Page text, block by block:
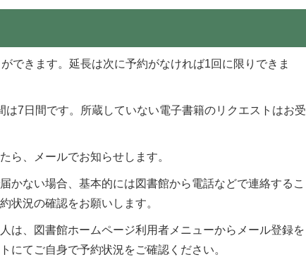
できます。延長は次に予約がなければ1回に限りできま
7日間です。所蔵していない電子書籍のリクエストはお受
ら、メールでお知らせします。
かない場合、基本的には図書館から電話などで連絡するこ
状況の確認をお願いします。
は、図書館ホームページ利用者メニューからメール登録を
にてご自身で予約状況をご確認ください。